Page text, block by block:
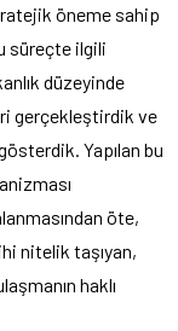
öneme sahip
süreçte ilgili
düzeyinde
gerçekleştirdik ve
Yapılan bu
öte,
nitelik taşıyan,
haklı